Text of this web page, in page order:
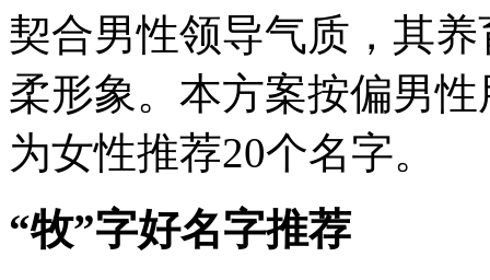
契合男性领导气质，其
柔形象。本方案按偏男
为女性推荐20个名字。
“牧”字好名字推荐